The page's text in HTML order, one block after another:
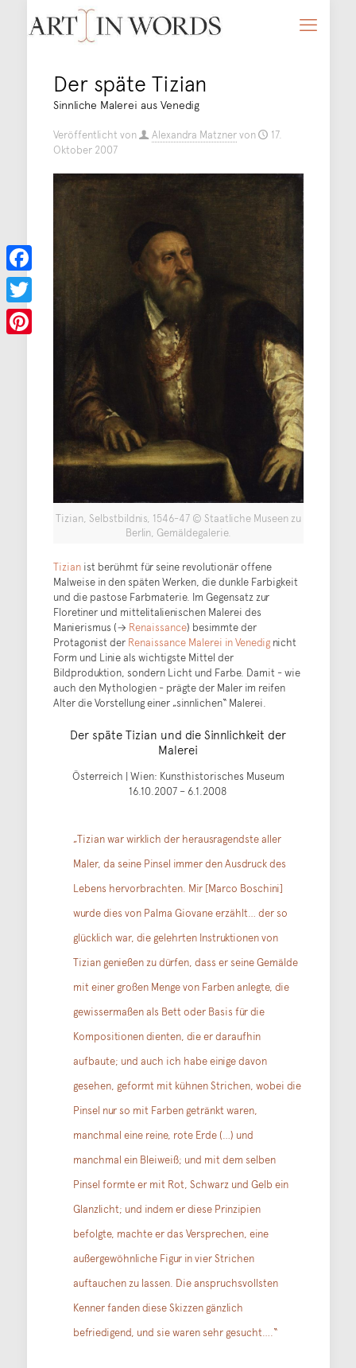
Der späte Tizian
Sinnliche Malerei aus Venedig
Veröffentlicht von Alexandra Matznervon
17.
Oktober 2007
Tizian, Selbstbildnis, 1546-47 © Staatliche Museen zu
Berlin, Gemäldegalerie.
Tizianist berühmt für seine revolutionär offene
Malweise in den späten Werken, die dunkle Farbigkeit
und die pastose Farbmaterie. Im Gegensatz zur
Floretiner und mittelitalienischen Malerei des
Manierismus (→ Renaissance) besimmte der
Protagonist der Renaissance Malerei in Venedignicht
Form und Linie als wichtigste Mittel der
Bildproduktion, sondern Licht und Farbe. Damit - wie
auch den Mythologien - prägte der Maler im reifen
Alter die Vorstellung einer „sinnlichen“ Malerei.
Der späte Tizian und die Sinnlichkeit der
Malerei
Österreich | Wien: Kunsthistorisches Museum
16.10.2007 – 6.1.2008
„Tizian war wirklich der herausragendste aller
Maler, da seine Pinsel immer den Ausdruck des
Lebens hervorbrachten. Mir [Marco Boschini]
wurde dies von Palma Giovane erzählt… der so
glücklich war, die gelehrten Instruktionen von
Tizian genießen zu dürfen, dass er seine Gemälde
mit einer großen Menge von Farben anlegte, die
gewissermaßen als Bett oder Basis für die
Kompositionen dienten, die er daraufhin
aufbaute; und auch ich habe einige davon
gesehen, geformt mit kühnen Strichen, wobei die
Pinsel nur so mit Farben getränkt waren,
manchmal eine reine, rote Erde (…) und
manchmal ein Bleiweiß; und mit dem selben
Pinsel formte er mit Rot, Schwarz und Gelb ein
Glanzlicht; und indem er diese Prinzipien
befolgte, machte er das Versprechen, eine
außergewöhnliche Figur in vier Strichen
auftauchen zu lassen. Die anspruchsvollsten
Kenner fanden diese Skizzen gänzlich
befriedigend, und sie waren sehr gesucht….“
Facebook
Twitter